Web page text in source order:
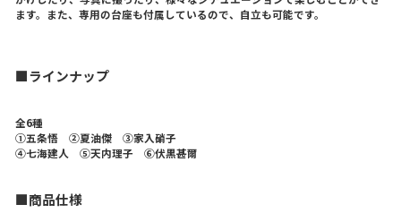
ます。また、専用の台座も付属しているので、自立も可能です。
■ラインナップ
全6種
➀五条悟 ②夏油傑 ③家入硝子
④七海建人 ⑤天内理子 ⑥伏黒甚爾
■商品仕様